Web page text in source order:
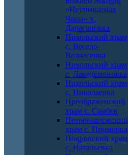
«Неупиваемая
Чаша» х.
Дарагановка
Никольский храм
с. Весело-
Вознесенка
Никольский храм
с. Лакедемоновка
Никольский храм
с. Николаевка
Преображенский
храм с. Самбек
Петропавловский
храм с. Приморка
Покровский храм
с. Натальевка